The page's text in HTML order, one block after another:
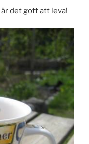
är det gott att leva!